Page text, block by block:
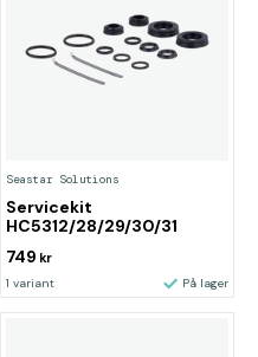
Seastar Solutions
Servicekit
HC5312/28/29/30/31
749 kr
1 variant På lager